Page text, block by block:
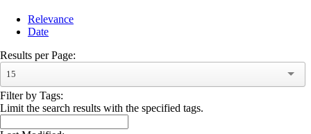
Relevance
Date
Results per Page:
15
Filter by Tags:
Limit the search results with the specified tags.